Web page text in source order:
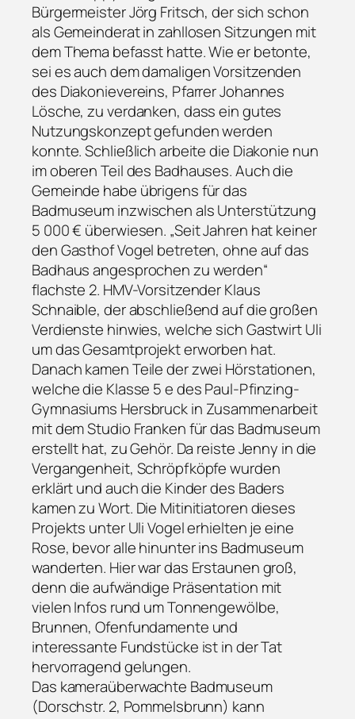
Bürgermeister Jörg Fritsch, der sich schon
als Gemeinderat in zahllosen Sitzungen mit
dem Thema befasst hatte. Wie er betonte,
sei es auch dem damaligen Vorsitzenden
des Diakonievereins, Pfarrer Johannes
Lösche, zu verdanken, dass ein gutes
Nutzungskonzept gefunden werden
konnte. Schließlich arbeite die Diakonie nun
im oberen Teil des Badhauses. Auch die
Gemeinde habe übrigens für das
Badmuseum inzwischen als Unterstützung
5 000 € überwiesen. „Seit Jahren hat keiner
den Gasthof Vogel betreten, ohne auf das
Badhaus angesprochen zu werden“
flachste 2. HMV-Vorsitzender Klaus
Schnaible, der abschließend auf die großen
Verdienste hinwies, welche sich Gastwirt Uli
um das Gesamtprojekt erworben hat.
Danach kamen Teile der zwei Hörstationen,
welche die Klasse 5 e des Paul-Pfinzing-
Gymnasiums Hersbruck in Zusammenarbeit
mit dem Studio Franken für das Badmuseum
erstellt hat, zu Gehör. Da reiste Jenny in die
Vergangenheit, Schröpfköpfe wurden
erklärt und auch die Kinder des Baders
kamen zu Wort. Die Mitinitiatoren dieses
Projekts unter Uli Vogel erhielten je eine
Rose, bevor alle hinunter ins Badmuseum
wanderten. Hier war das Erstaunen groß,
denn die aufwändige Präsentation mit
vielen Infos rund um Tonnengewölbe,
Brunnen, Ofenfundamente und
interessante Fundstücke ist in der Tat
hervorragend gelungen.
Das kameraüberwachte Badmuseum
(Dorschstr. 2, Pommelsbrunn) kann